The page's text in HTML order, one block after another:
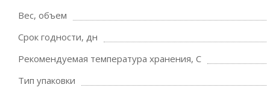
Вес, объем
Срок годности, дн
Рекомендуемая температура хранения, C
Тип упаковки